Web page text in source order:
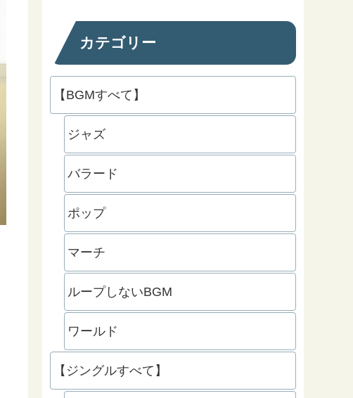
カテゴリー
【BGMすべて】
ジャズ
バラード
ポップ
マーチ
ループしないBGM
ワールド
【ジングルすべて】